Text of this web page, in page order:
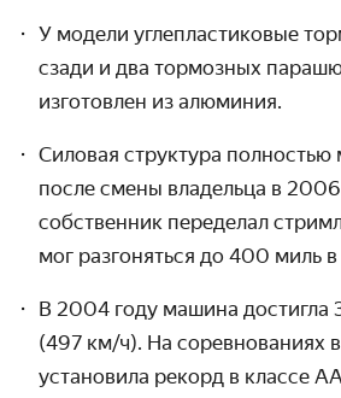
У модели углепластиковые
сзади и два тормозных
изготовлен из алюминия.
Силовая структура
после смены владельца в
собствен­ник переделал
мог разгоняться до 400 миль в
В 2004 году машина достигла
(497 км/ч). На соревно­ваниях
установила рекорд в классе